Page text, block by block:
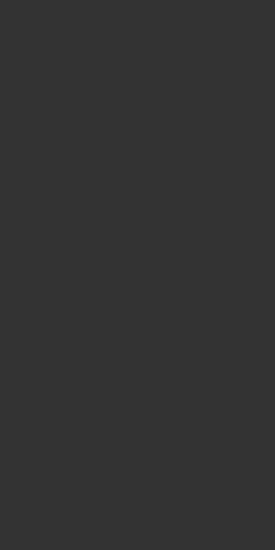
Produkte sowie Industrie­güter. Das MULTIVAC
Damit gewähr­leisten Lösungen von MULTIVAC